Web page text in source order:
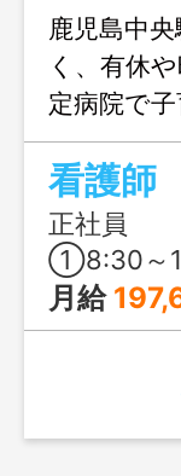
鹿児島中
く、有休
定病院で
で、福利
看護師
正社員
①8:30～17:30
月給 197,600円